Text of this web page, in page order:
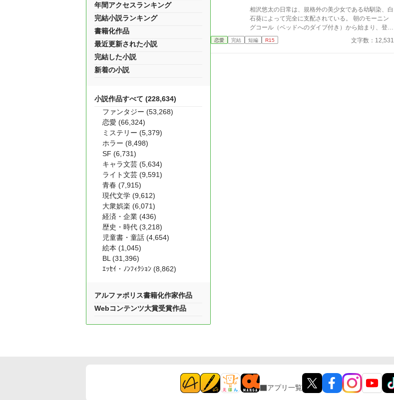
相沢悠太の日常は、規格外の美少女である幼馴染、白
石葵によって完全に支配されている。 朝のモーニン
グコール（ベッドへのダイブ付き）から始まり、登校
中の腕組み、そして「あーん」が義務付けられた手作
り弁当。誰もが羨むラブラブっぷりだが、悠太はこれ
恋愛 完結 短編 R15 文字数：12,531
年間アクセスランキング
完結小説ランキング
書籍化作品
最近更新された小説
完結した小説
新着の小説
小説作品すべて (228,634)
ファンタジー (53,268)
恋愛 (66,324)
ミステリー (5,379)
ホラー (8,498)
SF (6,731)
キャラ文芸 (5,634)
ライト文芸 (9,591)
青春 (7,915)
現代文学 (9,612)
大衆娯楽 (6,071)
経済・企業 (436)
歴史・時代 (3,218)
児童書・童話 (4,654)
絵本 (1,045)
BL (31,396)
ｴｯｾｲ・ﾉﾝﾌｨｸｼｮﾝ (8,862)
アルファポリス書籍化作家作品
Webコンテンツ大賞受賞作品
アプリ一覧